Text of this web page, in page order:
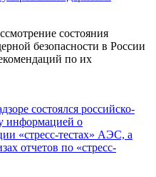
состояния
безопасности в России
по их
состоялся российско-
информацией о
«стресс-тестах» АЭС, а
отчетов по «стресс-